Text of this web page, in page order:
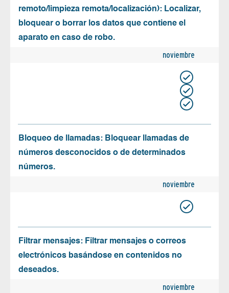
remoto/limpieza remota/localización): Localizar,
bloquear o borrar los datos que contiene el
aparato en caso de robo.
noviembre
Bloqueo de llamadas: Bloquear llamadas de
números desconocidos o de determinados
números.
noviembre
Filtrar mensajes: Filtrar mensajes o correos
electrónicos basándose en contenidos no
deseados.
noviembre